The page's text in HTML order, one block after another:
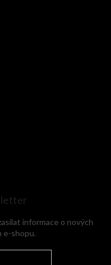
informace o nových
e-shopu.